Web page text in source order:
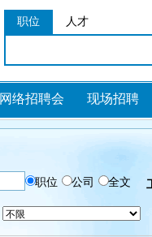
职位 人才
网络招聘会 现场招聘
职位 公司 全文